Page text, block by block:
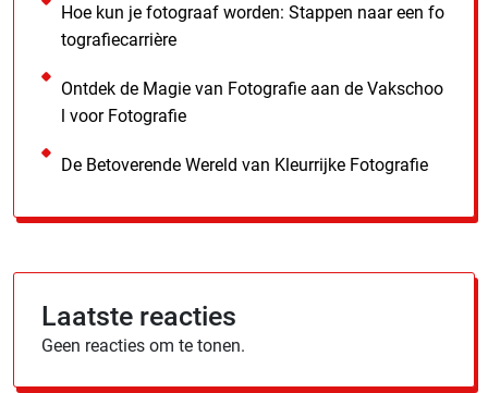
Hoe kun je fotograaf worden: Stappen naar een fo
tografiecarrière
Ontdek de Magie van Fotografie aan de Vakschoo
l voor Fotografie
De Betoverende Wereld van Kleurrijke Fotografie
Laatste reacties
Geen reacties om te tonen.